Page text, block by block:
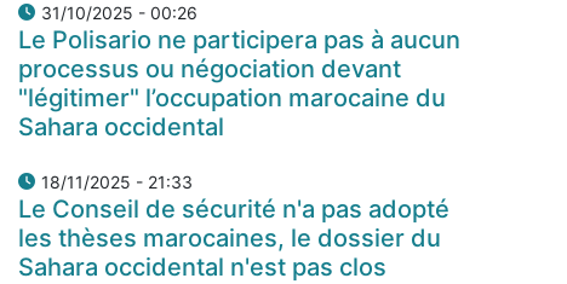
31/10/2025 - 00:26
Le Polisario ne participera pas à aucun
processus ou négociation devant
"légitimer" l’occupation marocaine du
Sahara occidental
18/11/2025 - 21:33
Le Conseil de sécurité n'a pas adopté
les thèses marocaines, le dossier du
Sahara occidental n'est pas clos